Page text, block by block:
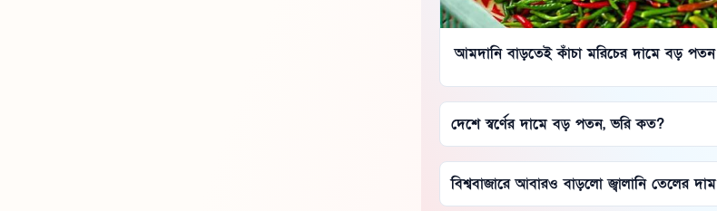
আমদানি বাড়তেই কাঁচা মরিচের দামে বড় পতন
দেশে স্বর্ণের দামে বড় পতন, ভরি কত?
বিশ্ববাজারে আবারও বাড়লো জ্বালানি তেলের দাম